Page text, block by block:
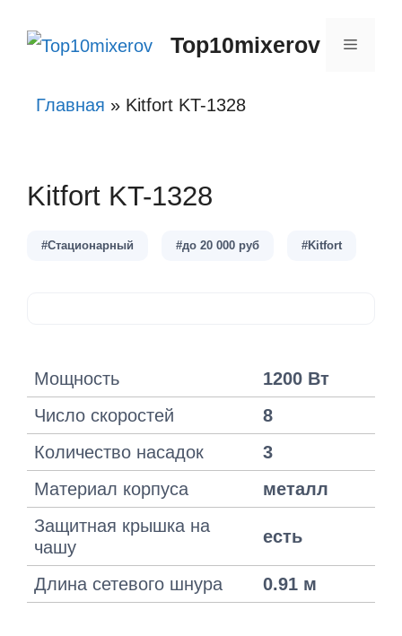
Top10mixerov Меню
Главная » Kitfort KT-1328
Kitfort KT-1328
#Стационарный #до 20 000 руб #Kitfort
Мощность
1200 Вт
Число скоростей
8
Количество насадок
3
Материал корпуса
металл
Защитная крышка на
чашу
есть
Длина сетевого шнура 0.91 м